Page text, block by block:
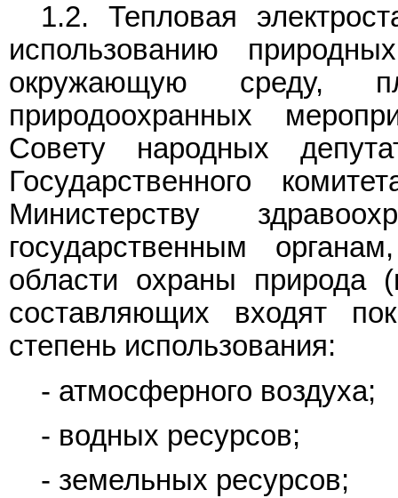
1.2. Тепловая
использованию
окружающую среду,
природоохранных
Совету народных
Государственного
Министерству
государственным
области охраны природа
составляющих входят
степень использования:
- атмосферного воздуха;
- водных ресурсов;
- земельных ресурсов;